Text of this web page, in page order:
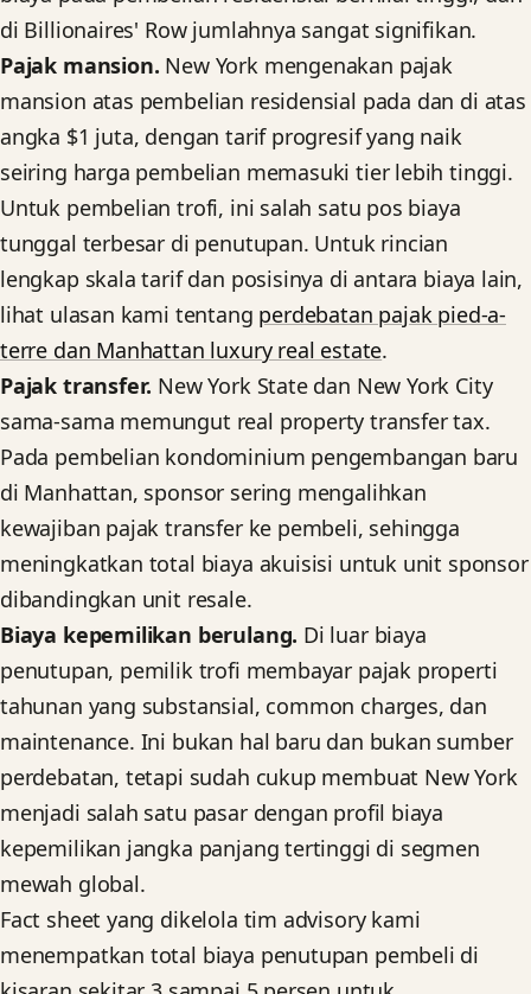
di Billionaires' Row jumlahnya sangat signifikan.
Pajak mansion. New York mengenakan pajak
mansion atas pembelian residensial pada dan di atas
angka $1 juta, dengan tarif progresif yang naik
seiring harga pembelian memasuki tier lebih tinggi.
Untuk pembelian trofi, ini salah satu pos biaya
tunggal terbesar di penutupan. Untuk rincian
lengkap skala tarif dan posisinya di antara biaya lain,
lihat ulasan kami tentang perdebatan pajak pied-a-
terre dan Manhattan luxury real estate.
Pajak transfer. New York State dan New York City
sama-sama memungut real property transfer tax.
Pada pembelian kondominium pengembangan baru
di Manhattan, sponsor sering mengalihkan
kewajiban pajak transfer ke pembeli, sehingga
meningkatkan total biaya akuisisi untuk unit sponsor
dibandingkan unit resale.
Biaya kepemilikan berulang. Di luar biaya
penutupan, pemilik trofi membayar pajak properti
tahunan yang substansial, common charges, dan
maintenance. Ini bukan hal baru dan bukan sumber
perdebatan, tetapi sudah cukup membuat New York
menjadi salah satu pasar dengan profil biaya
kepemilikan jangka panjang tertinggi di segmen
mewah global.
Fact sheet yang dikelola tim advisory kami
menempatkan total biaya penutupan pembeli di